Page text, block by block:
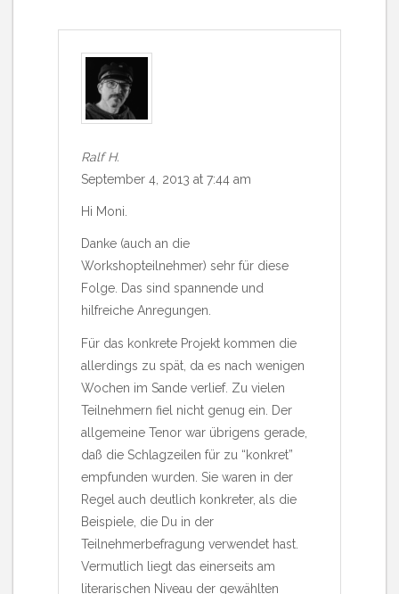
Ralf H.
September 4, 2013 at 7:44 am
Hi Moni.
Danke (auch an die
Workshopteilnehmer) sehr für diese
Folge. Das sind spannende und
hilfreiche Anregungen.
Für das konkrete Projekt kommen die
allerdings zu spät, da es nach wenigen
Wochen im Sande verlief. Zu vielen
Teilnehmern fiel nicht genug ein. Der
allgemeine Tenor war übrigens gerade,
daß die Schlagzeilen für zu “konkret”
empfunden wurden. Sie waren in der
Regel auch deutlich konkreter, als die
Beispiele, die Du in der
Teilnehmerbefragung verwendet hast.
Vermutlich liegt das einerseits am
literarischen Niveau der gewählten